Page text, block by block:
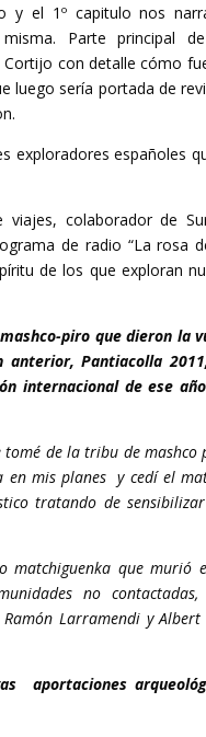
y el 1º capitulo nos
Parte principal
con detalle cómo
luego sería portada de
exploradores españoles
colaborador de
de radio “La rosa
de los que exploran
piro que dieron la
anterior, Pantiacolla
internacional de ese
de la tribu de mashco
en mis planes y cedí el
tratando de
que murió
no contactadas,
Larramendi y Albert
aportaciones